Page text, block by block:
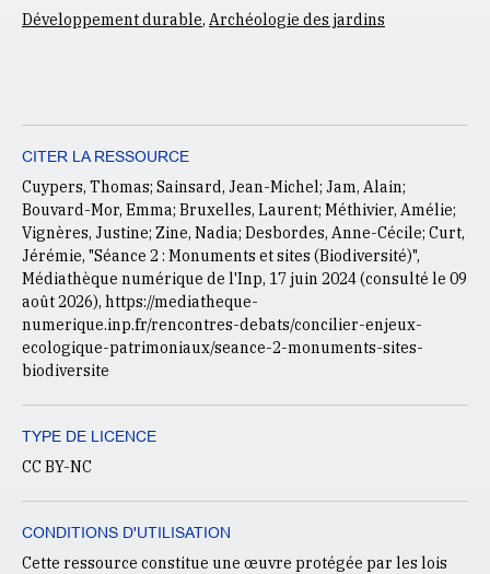
Développement durable, Archéologie des jardins
CITER LA RESSOURCE
Cuypers, Thomas; Sainsard, Jean-Michel; Jam, Alain;
Bouvard-Mor, Emma; Bruxelles, Laurent; Méthivier, Amélie;
Vignères, Justine; Zine, Nadia; Desbordes, Anne-Cécile; Curt,
Jérémie, "Séance 2 : Monuments et sites (Biodiversité)",
Médiathèque numérique de l'Inp, 17 juin 2024 (consulté le 09
août 2026), https://mediatheque-
numerique.inp.fr/rencontres-debats/concilier-enjeux-
ecologique-patrimoniaux/seance-2-monuments-sites-
biodiversite
TYPE DE LICENCE
CC BY-NC
CONDITIONS D'UTILISATION
Cette ressource constitue une œuvre protégée par les lois